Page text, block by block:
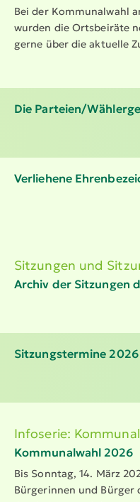
Bei der Kommu­nalwahl
wurden die Ortsbeiräte
gerne über die aktuelle
Die Parteien/
Verliehene
Sitzungen und
Archiv der Sitzungen
Sitzungs­termine 2026
Infoserie:
Kommu­nalwahl 2026
Bis Sonntag, 14. März
Bürgerinnen und Bürger